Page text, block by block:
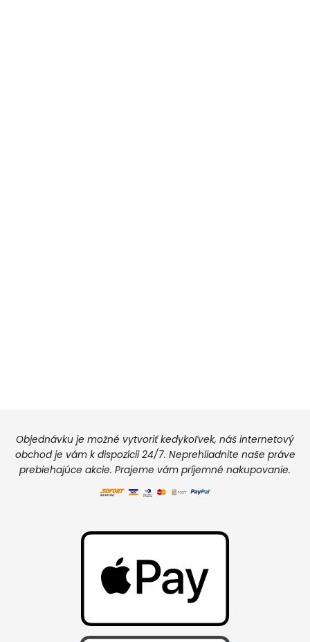
Objednávku je možné vytvoriť kedykoľvek, náš internetový
obchod je vám k dispozícii 24/7. Neprehliadnite naše práve
prebiehajúce akcie. Prajeme vám príjemné nakupovanie.